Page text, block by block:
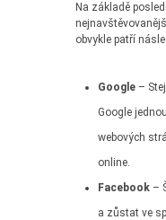
Na základě
obvykle patří
Google –
Google
webových
online.
Facebook –
a zůstat ve